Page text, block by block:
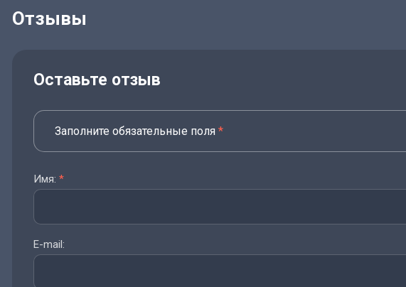
Отзывы
Оставьте отзыв
Заполните обязательные поля *
Имя: *
E-mail: